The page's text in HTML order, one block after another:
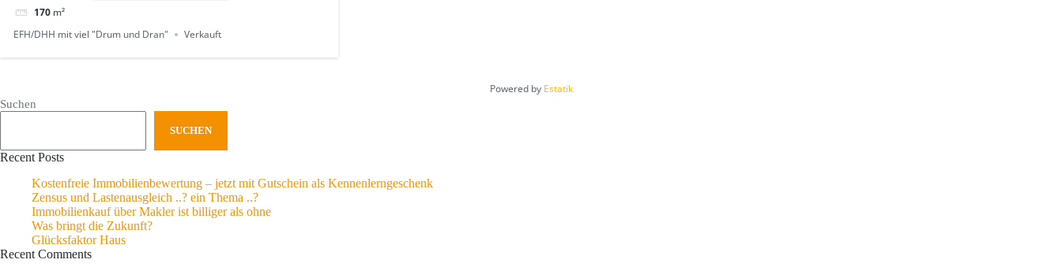
170 m²
EFH/DHH mit viel "Drum und Dran"
Verkauft
Powered by Estatik
Suchen
SUCHEN
Recent Posts
Kostenfreie Immobilienbewertung – jetzt mit Gutschein als Kennenlerngeschenk
Zensus und Lastenausgleich ..? ein Thema ..?
Immobilienkauf über Makler ist billiger als ohne
Was bringt die Zukunft?
Glücksfaktor Haus
Recent Comments